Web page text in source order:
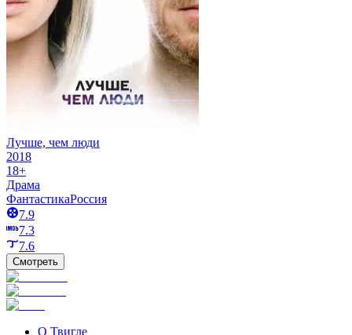
Лучше, чем люди
2018
18+
Драма
ФантастикаРоссия
7.9
7.3
7.6
Смотреть
О Твигле